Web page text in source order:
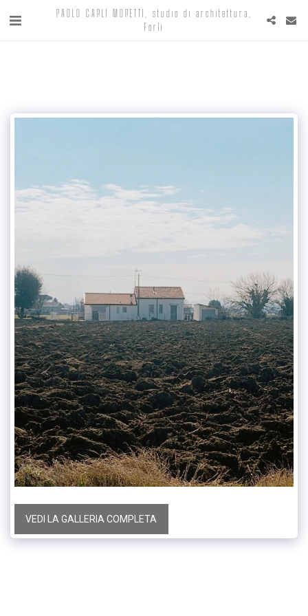
PAOLO CARLI MORETTI, studio di architettura,
Forlì
VEDI LA GALLERIA COMPLETA